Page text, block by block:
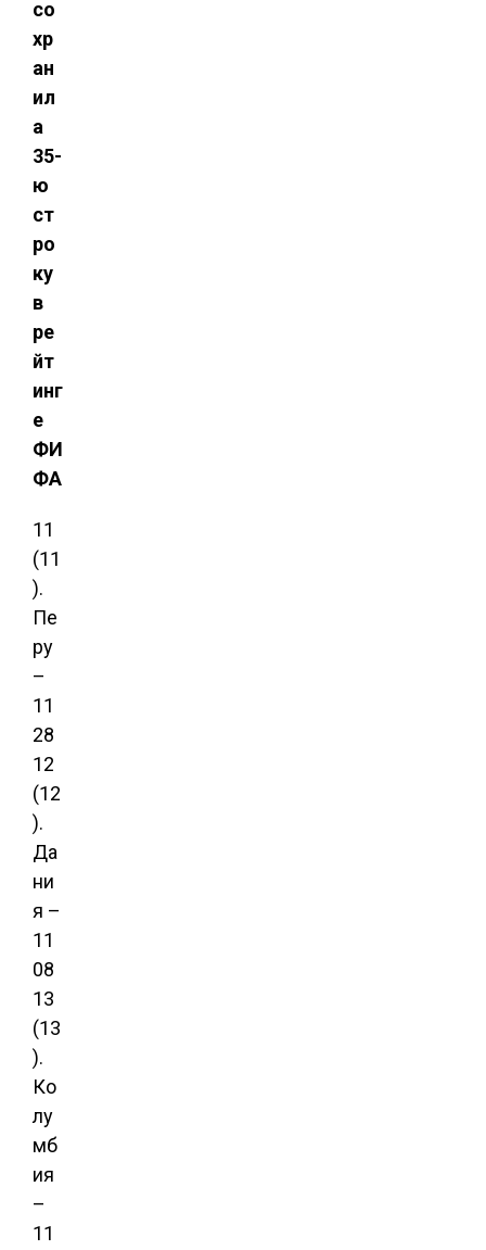
со
хр
ан
ил
а
35-
ю
ст
ро
ку
в
ре
йт
инг
е
ФИ
ФА
11
(11
).
Пе
ру
–
11
28
12
(12
).
Да
ни
я –
11
08
13
(13
).
Ко
лу
мб
ия
–
11